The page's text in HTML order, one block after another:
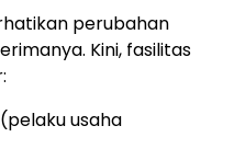
perubahan
Kini, fasilitas
usaha